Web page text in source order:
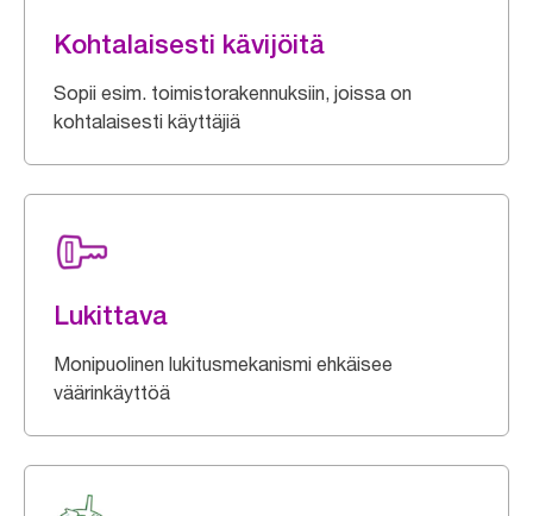
Kohtalaisesti kävijöitä
Sopii esim. toimistorakennuksiin, joissa on
kohtalaisesti käyttäjiä
Lukittava
Monipuolinen lukitusmekanismi ehkäisee
väärinkäyttöä